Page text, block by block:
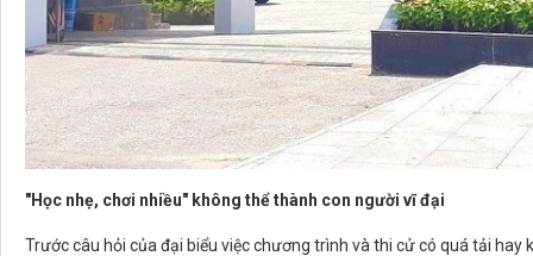
"Học nhẹ, chơi nhiều" không thể thành con người vĩ đại
Trước câu hỏi của đại biểu việc chương trình và thi cử có quá tải